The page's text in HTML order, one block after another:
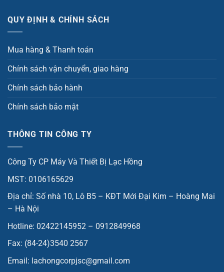
QUY ĐỊNH & CHÍNH SÁCH
Mua hàng & Thanh toán
Chính sách vận chuyển, giao hàng
Chính sách bảo hành
Chính sách bảo mật
THÔNG TIN CÔNG TY
Công Ty CP Máy Và Thiết Bị Lạc Hồng
MST: 0106165629
Địa chỉ: Số nhà 10, Lô B5 – KĐT Mới Đại Kim – Hoàng Mai
– Hà Nội
Hotline: 02422145952 – 0912849968
Fax: (84-24)3540 2567
Email: lachongcorpjsc@gmail.com